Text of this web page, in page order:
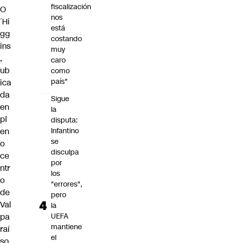
O
´Hi
gg
ins
,
ub
ica
da
en
pl
en
o
ce
ntr
o
de
Val
pa
raí
fiscalización
nos
está
costando
muy
caro
como
país"
Sigue
la
disputa:
Infantino
se
disculpa
por
los
"errores",
pero
la
UEFA
mantiene
el